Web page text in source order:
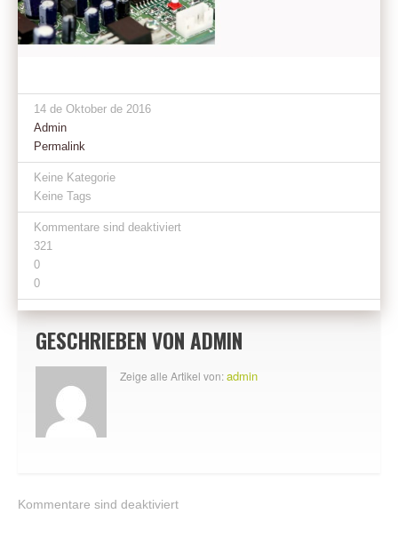
14 de Oktober de 2016
Admin
Permalink
Keine Kategorie
Keine Tags
Kommentare sind deaktiviert
321
0
0
GESCHRIEBEN VON ADMIN
Zeige alle Artikel von:admin
Kommentare sind deaktiviert